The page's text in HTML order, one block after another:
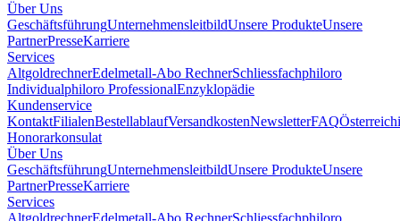
Über Uns
GeschäftsführungUnternehmensleitbildUnsere ProdukteUnsere
PartnerPresseKarriere
Services
AltgoldrechnerEdelmetall-Abo RechnerSchliessfachphiloro
Individualphiloro ProfessionalEnzyklopädie
Kundenservice
KontaktFilialenBestellablaufVersandkostenNewsletterFAQ
Honorarkonsulat
Über Uns
GeschäftsführungUnternehmensleitbildUnsere ProdukteUnsere
PartnerPresseKarriere
Services